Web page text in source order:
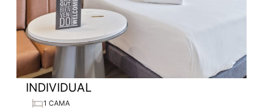
INDIVIDUAL
1 CAMA